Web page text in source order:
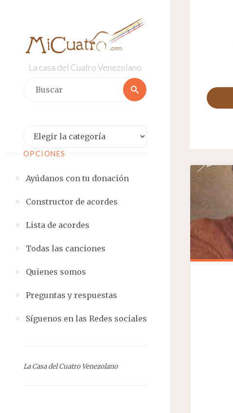
La casa del Cuatro Venezolano
Buscar
Categorías
OPCIONES
Ayúdanos con tu donación
Constructor de acordes
Lista de acordes
Todas las canciones
Quienes somos
Preguntas y respuestas
Síguenos en las Redes sociales
La Casa del Cuatro Venezolano